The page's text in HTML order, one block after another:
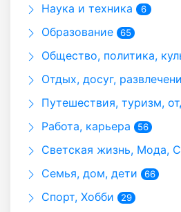
Наука и техника 6
Образование 65
Общество, политика,
Отдых, досуг,
Путешествия, туризм,
Работа, карьера 56
Светская жизнь, Мода,
Семья, дом, дети 66
Спорт, Хобби 29